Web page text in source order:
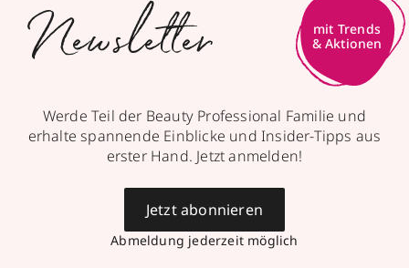
Newsletter
mit Trends
& Aktionen
Werde Teil der Beauty Professional Familie und
erhalte spannende Einblicke und Insider-Tipps aus
erster Hand. Jetzt anmelden!
Abmeldung jederzeit möglich
Jetzt abonnieren